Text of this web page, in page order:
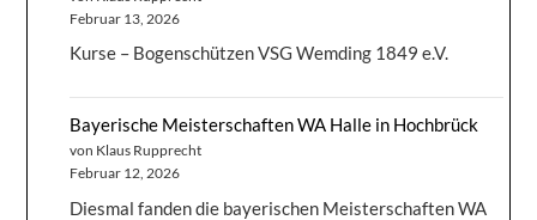
Februar 13, 2026
Kurse – Bogenschützen VSG Wemding 1849 e.V.
Bayerische Meisterschaften WA Halle in Hochbrück
von Klaus Rupprecht
Februar 12, 2026
Diesmal fanden die bayerischen Meisterschaften WA